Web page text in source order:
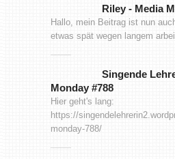
Riley - Media
Hallo, mein Beitrag ist nun
etwas spät wegen langem
Singende
Monday #788
Hier geht's lang:
https://
monday-788/